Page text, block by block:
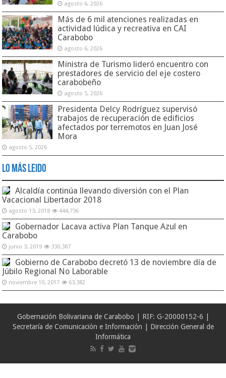
agosto 6, 2026
Más de 6 mil atenciones realizadas en
actividad lúdica y recreativa en CAI
Carabobo
agosto 6, 2026
Ministra de Turismo lideró encuentro con
prestadores de servicio del eje costero
carabobeño
agosto 5, 2026
Presidenta Delcy Rodríguez supervisó
trabajos de recuperación de edificios
afectados por terremotos en Juan José
Mora
agosto 5, 2026
Lo Más Leido
Alcaldía continúa llevando diversión con el Plan
Vacacional Libertador 2018
agosto 13, 2018 444,736
Gobernador Lacava activa Plan Tanque Azul en
Carabobo
junio 3, 2019 330,387
Gobierno de Carabobo decretó 13 de noviembre día de
Júbilo Regional No Laborable
noviembre 10, 2017 63,382
Gobernación Bolivariana de Carabobo | RIF: G-20000152-6 |
Secretaría de Comunicación e Información | Dirección General de
Informática